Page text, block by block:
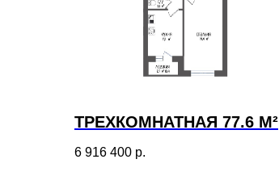
ТРЕХКОМНАТНАЯ 77.6 М²
6 916 400 р.